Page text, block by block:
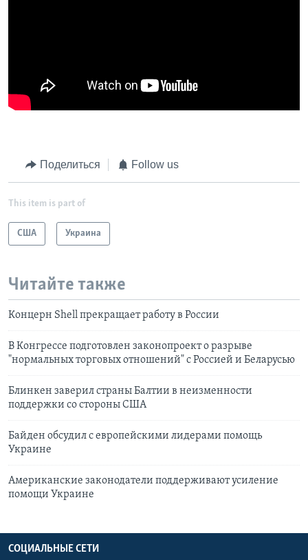
Поделиться Follow us
This item is part of
США Украина
Читайте также
Концерн Shell прекращает работу в России
В Конгрессе подготовлен законопроект о разрыве
"нормальных торговых отношений" с Россией и Беларусью
Блинкен заверил страны Балтии в неизменности
поддержки со стороны США
Байден обсудил с европейскими лидерами помощь
Украине
Американские законодатели поддерживают усиление
помощи Украине
СОЦИАЛЬНЫЕ СЕТИ